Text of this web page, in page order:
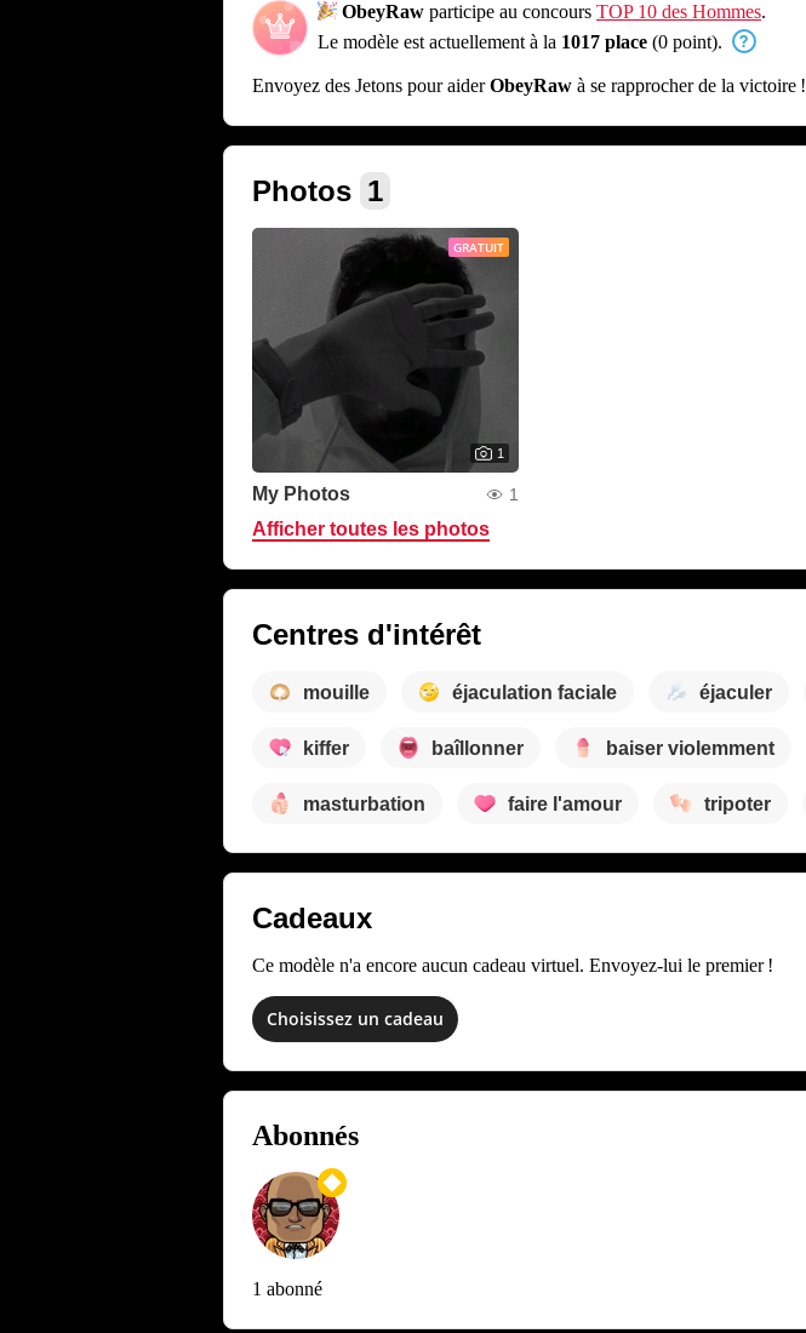
ObeyRaw participe au concours TOP 10 des Hommes.
Le modèle est actuellement à la 1017 place (0 point).
Envoyez des Jetons pour aiderObeyRaw à se rapprocher de la victoire !
Photos 1
GRATUIT
1
My Photos 1
Afficher toutes les photos
Centres d'intérêt
mouille éjaculation faciale éjaculer
kiffer baîllonner baiser violemment
masturbation faire l'amour tripoter
Cadeaux
Ce modèle n'a encore aucun cadeau virtuel. Envoyez-lui le premier !
Choisissez un cadeau
Abonnés
1 abonné